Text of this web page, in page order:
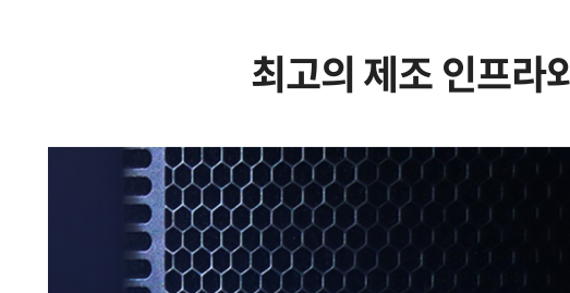
최고의 제조 인프라